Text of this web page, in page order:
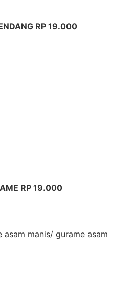
RP 19.000
RP 19.000
asam manis/ gurame asam